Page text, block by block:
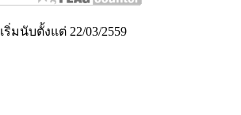
เริ่มนับตั้งแต่ 22/03/2559